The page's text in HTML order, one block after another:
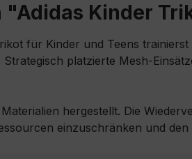
Kinder
für Kinder und Teens
platzierte Mesh-
hergestellt. Die
einzuschränken und